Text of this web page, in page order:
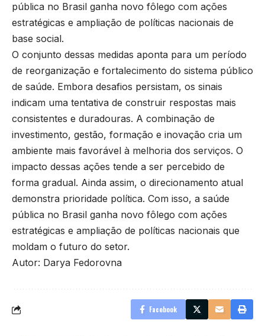
pública no Brasil ganha novo fôlego com ações
estratégicas e ampliação de políticas nacionais de
base social.
O conjunto dessas medidas aponta para um período
de reorganização e fortalecimento do sistema público
de saúde. Embora desafios persistam, os sinais
indicam uma tentativa de construir respostas mais
consistentes e duradouras. A combinação de
investimento, gestão, formação e inovação cria um
ambiente mais favorável à melhoria dos serviços. O
impacto dessas ações tende a ser percebido de
forma gradual. Ainda assim, o direcionamento atual
demonstra prioridade política. Com isso, a saúde
pública no Brasil ganha novo fôlego com ações
estratégicas e ampliação de políticas nacionais que
moldam o futuro do setor.
Autor: Darya Fedorovna
Facebook